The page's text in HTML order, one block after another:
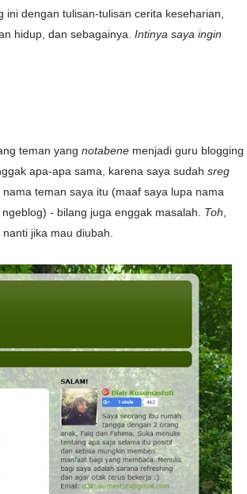
dengan tulisan-tulisan cerita keseharian,
hidup, dan sebagainya. Intinya saya ingin
teman yang notabene menjadi guru blogging
apa-apa sama, karena saya sudah sreg
teman saya itu (maaf saya lupa nama
- bilang juga enggak masalah. Toh
jika mau diubah.